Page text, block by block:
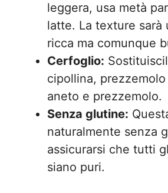
leggera, usa metà
latte. La texture sarà
ricca ma comunque
Cerfoglio:
cipollina,
aneto e prezzemolo.
Senza glutine:
naturalmente senza
assicurarsi che tutti
siano puri.